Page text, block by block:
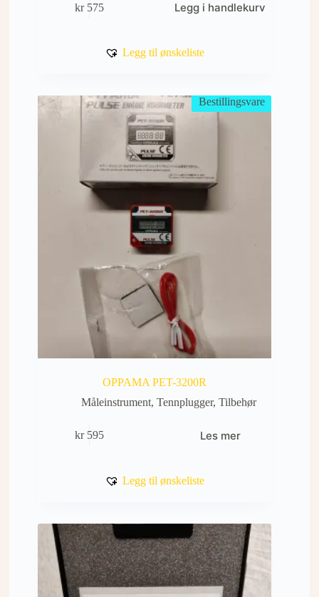
kr575 Legg i handlekurv
Legg til ønskeliste
Bestillingsvare
OPPAMA PET-3200R
Måleinstrument,Tennplugger,Tilbehør
kr595 Les mer
Legg til ønskeliste